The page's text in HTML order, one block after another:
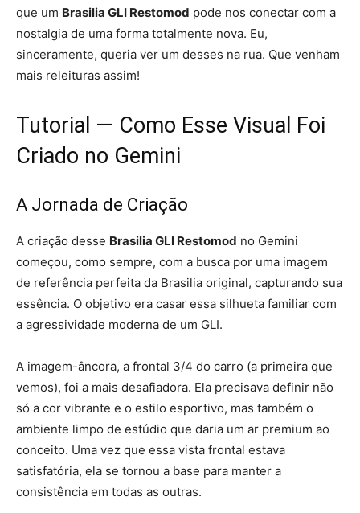
que um Brasilia GLI Restomod pode nos conectar com a
nostalgia de uma forma totalmente nova. Eu,
sinceramente, queria ver um desses na rua. Que venham
mais releituras assim!
Tutorial — Como Esse Visual Foi
Criado no Gemini
A Jornada de Criação
A criação desse Brasilia GLI Restomod no Gemini
começou, como sempre, com a busca por uma imagem
de referência perfeita da Brasilia original, capturando sua
essência. O objetivo era casar essa silhueta familiar com
a agressividade moderna de um GLI.
A imagem-âncora, a frontal 3/4 do carro (a primeira que
vemos), foi a mais desafiadora. Ela precisava definir não
só a cor vibrante e o estilo esportivo, mas também o
ambiente limpo de estúdio que daria um ar premium ao
conceito. Uma vez que essa vista frontal estava
satisfatória, ela se tornou a base para manter a
consistência em todas as outras.